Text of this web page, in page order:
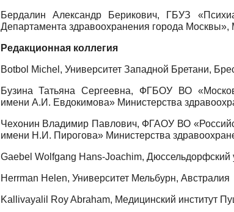
Бердалин Александр Берикович, ГБУЗ
Департамента здравоохранения города Москвы»,
Редакционная коллегия
Botbol Michel, Университет Западной Бретани,
Бузина Татьяна Сергеевна, ФГБОУ ВО
имени А.И. Евдокимова» Министерства
Чехонин Владимир Павлович, ФГАОУ ВО
имени Н.И. Пирогова» Министерства
Gaebel Wolfgang Hans-Joachim,
Herrman Helen, Университет Мельбурн, Австралия
Kallivayalil Roy Abraham, Медицинский институт